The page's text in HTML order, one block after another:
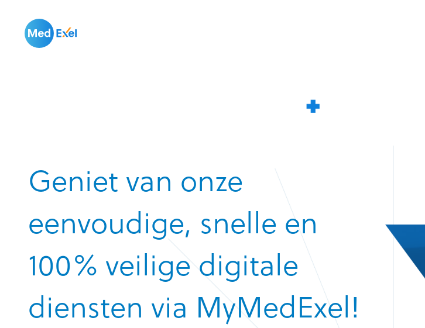
Geniet van onze
eenvoudige, snelle en
100% veilige digitale
diensten via MyMedExel!